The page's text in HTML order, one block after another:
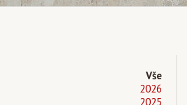
Vše
2026
2025